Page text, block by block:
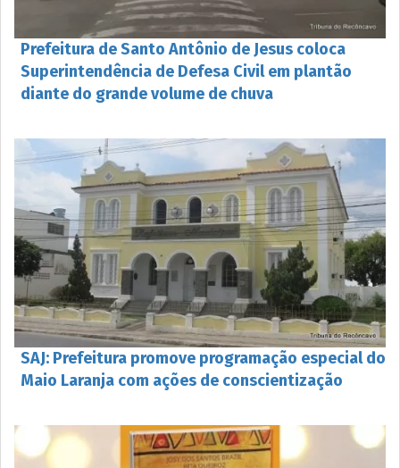
Prefeitura de Santo Antônio de Jesus coloca
Superintendência de Defesa Civil em plantão
diante do grande volume de chuva
SAJ: Prefeitura promove programação especial do
Maio Laranja com ações de conscientização